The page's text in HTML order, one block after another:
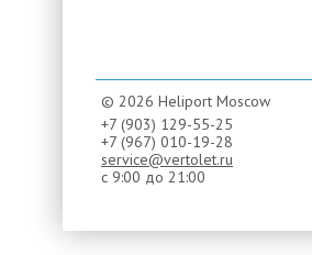
© 2026 Heliport Moscow
+7 (903) 129-55-25
+7 (967) 010-19-28
service@vertolet.ru
с 9:00 до 21:00